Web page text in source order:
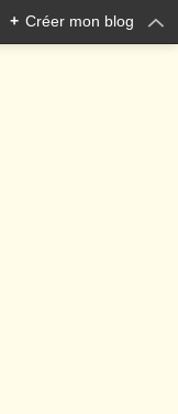
+ Créer mon blog